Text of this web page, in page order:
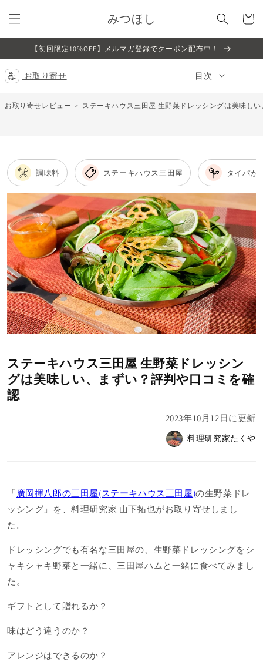
ンツに
進む
みつほし
ー
【初回限定10%OFF】メルマガ登録でクーポン配布中！
お取り寄せ 目次
お取り寄せレビュー ステーキハウス三田屋 生野菜ドレッシングは美味し
調味料 ステーキハウス三田屋 タイパが
ステーキハウス三田屋 生野菜ドレッシン
グは美味しい、まずい？評判や口コミを確
認
2023年10月12日に更新
料理研究家たくや
「廣岡揮八郎の三田屋(ステーキハウス三田屋)の生野菜ドレ
ッシング」を、料理研究家 山下拓也がお取り寄せしまし
た。
ドレッシングでも有名な三田屋の、生野菜ドレッシングをシ
ャキシャキ野菜と一緒に、三田屋ハムと一緒に食べてみまし
た。
ギフトとして贈れるか？
味はどう違うのか？
アレンジはできるのか？